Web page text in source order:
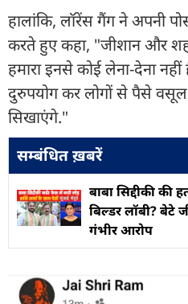
हालांकि, लॉरेंस गैंग ने अपनी
करते हुए कहा, "जीशान और
हमारा इनसे कोई लेना-देना
दुरुपयोग कर लोगों से पैसे
सिखाएंगे."
सम्बंधित ख़बरें
बाबा सिद्दीकी की
बिल्डर लॉबी? बेटे
गंभीर आरोप